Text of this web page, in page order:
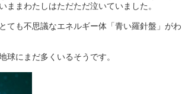
まわたしはただただ泣いていました。
ても不思議なエネルギー体「青い羅針盤」がわ
球にまだ多くいるそうです。